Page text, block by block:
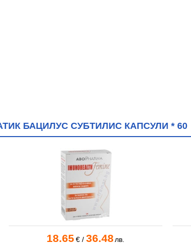
БАЦИЛУС СУБТИЛИС КАПСУЛИ * 60
18.65 €/ 36.48 лв.